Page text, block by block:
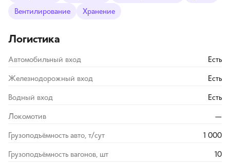
Вентилирование
Хранение
Логистика
Автомобильный вход Есть
Железнодорожный вход Есть
Водный вход Есть
Локомотив —
Грузоподъёмность авто, т/сут 1 000
Грузоподъёмность вагонов, шт 10